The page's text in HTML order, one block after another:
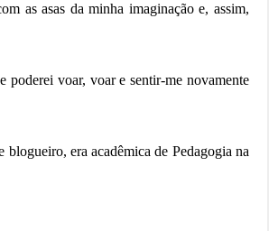
as asas da minha imaginação e, assim,
poderei voar, voar e sentir-me novamente
era acadêmica de Pedagogia na